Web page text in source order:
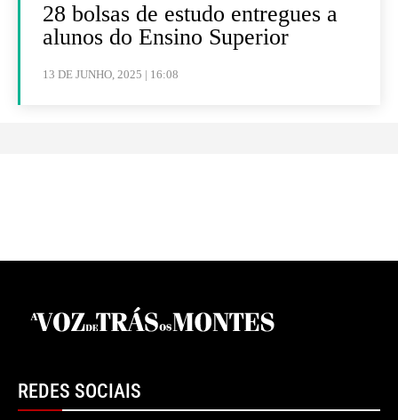
28 bolsas de estudo entregues a
alunos do Ensino Superior
13 DE JUNHO, 2025 | 16:08
REDES SOCIAIS